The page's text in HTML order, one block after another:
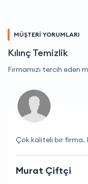
MÜŞTERİ YORUMLARI
Kılınç Temizlik
Firmamızı tercih eden
Çok kaliteli bir firma.
Murat Çiftçi